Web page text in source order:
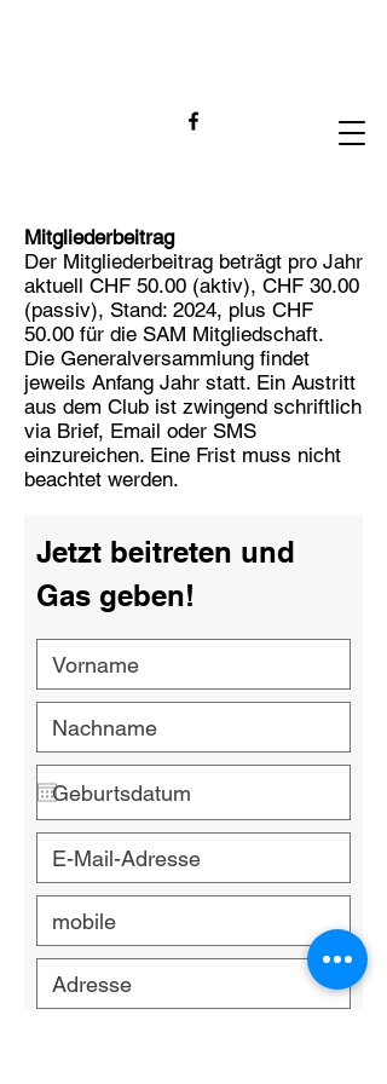
Mitgliederbeitrag
Der Mitgliederbeitrag beträgt pro Jahr
aktuell CHF 50.00 (aktiv), CHF 30.00
(passiv), Stand: 2024, plus CHF
50.00 für die SAM Mitgliedschaft.
Die Generalversammlung findet
jeweils Anfang Jahr statt. Ein Austritt
aus dem Club ist zwingend schriftlich
via Brief, Email oder SMS
einzureichen. Eine Frist muss nicht
beachtet werden.
Jetzt beitreten und
Gas geben!